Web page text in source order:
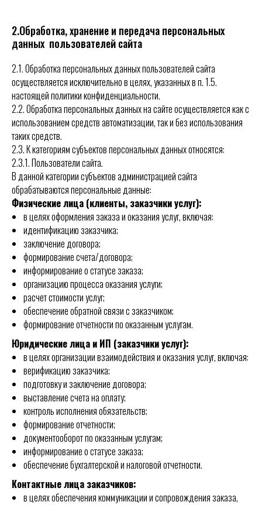
2.Обработка, хранение и передача персональных
данных пользователей сайта
2.1.Обработка персональных данных пользователей сайта
осуществляется исключительно в целях, указанных вп. 1.5.
настоящей политики конфиденциальности.
2.2.Обработка персональных данных на сайте осуществляется как с
использованием средств автоматизации, так и без использования
таких средств.
2.3.К категориям субъектов персональных данных относятся:
2.3.1.Пользователи сайта.
В данной категории субъектов администрацией сайта
обрабатываются персональные данные:
Физические лица (клиенты, заказчики услуг):
в целях оформления заказа и оказания услуг, включая:
идентификацию заказчика;
заключение договора;
формирование счета/договора;
информирование о статусе заказа;
организацию процесса оказания услуги;
расчет стоимости услуг;
обеспечение обратной связи с заказчиком;
формирование отчетности по оказанным услугам.
Юридические лица и ИП (заказчики услуг):
в целях организации взаимодействия и оказания услуг, включая:
верификацию заказчика;
подготовку и заключение договора;
выставление счета на оплату;
контроль исполнения обязательств;
формирование отчетности;
документооборот по оказанным услугам;
информирование о статусе заказа;
обеспечение бухгалтерской и налоговой отчетности.
Контактные лица заказчиков:
в целях обеспечения коммуникации и сопровождения заказа,